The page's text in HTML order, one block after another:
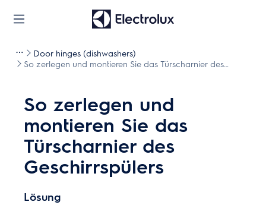
Door hinges (dishwashers)
So zerlegen und montieren Sie das Türscharnier des
So zerlegen und
montieren Sie das
Türscharnier des
Geschirrspülers
Lösung